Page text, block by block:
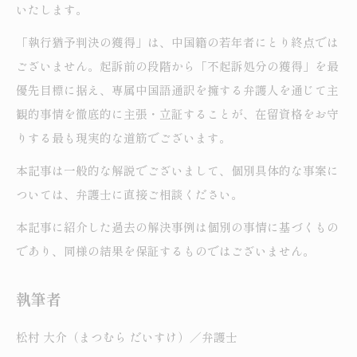
いたします。
「執行猶予判決の獲得」は、中国籍の若年者にとり終点では
ございません。起訴前の段階から「不起訴処分の獲得」を最
優先目標に据え、専属中国語通訳を擁する弁護人を通じて主
観的事情を徹底的に主張・立証することが、在留資格をお守
りする最も現実的な道筋でございます。
本記事は一般的な解説でございまして、個別具体的な事案に
ついては、弁護士に直接ご相談ください。
本記事に紹介した過去の解決事例は個別の事情に基づくもの
であり、同様の結果を保証するものではございません。
執筆者
松村 大介（まつむら だいすけ）／弁護士